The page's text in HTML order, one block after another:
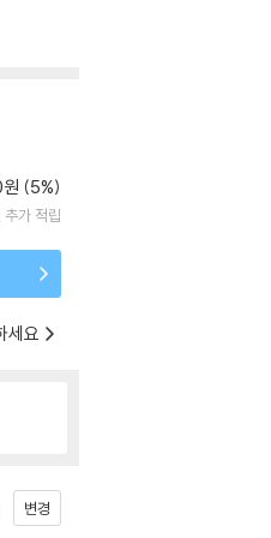
(5%)
가 적립
세요
변경